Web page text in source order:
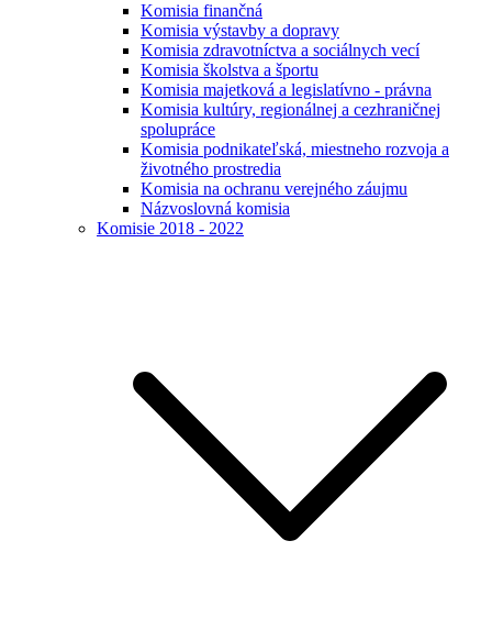
Komisia finančná
Komisia výstavby a dopravy
Komisia zdravotníctva a sociálnych vecí
Komisia školstva a športu
Komisia majetková a legislatívno - právna
Komisia kultúry, regionálnej a cezhraničnej
spolupráce
Komisia podnikateľská, miestneho rozvoja a
životného prostredia
Komisia na ochranu verejného záujmu
Názvoslovná komisia
Komisie 2018 - 2022